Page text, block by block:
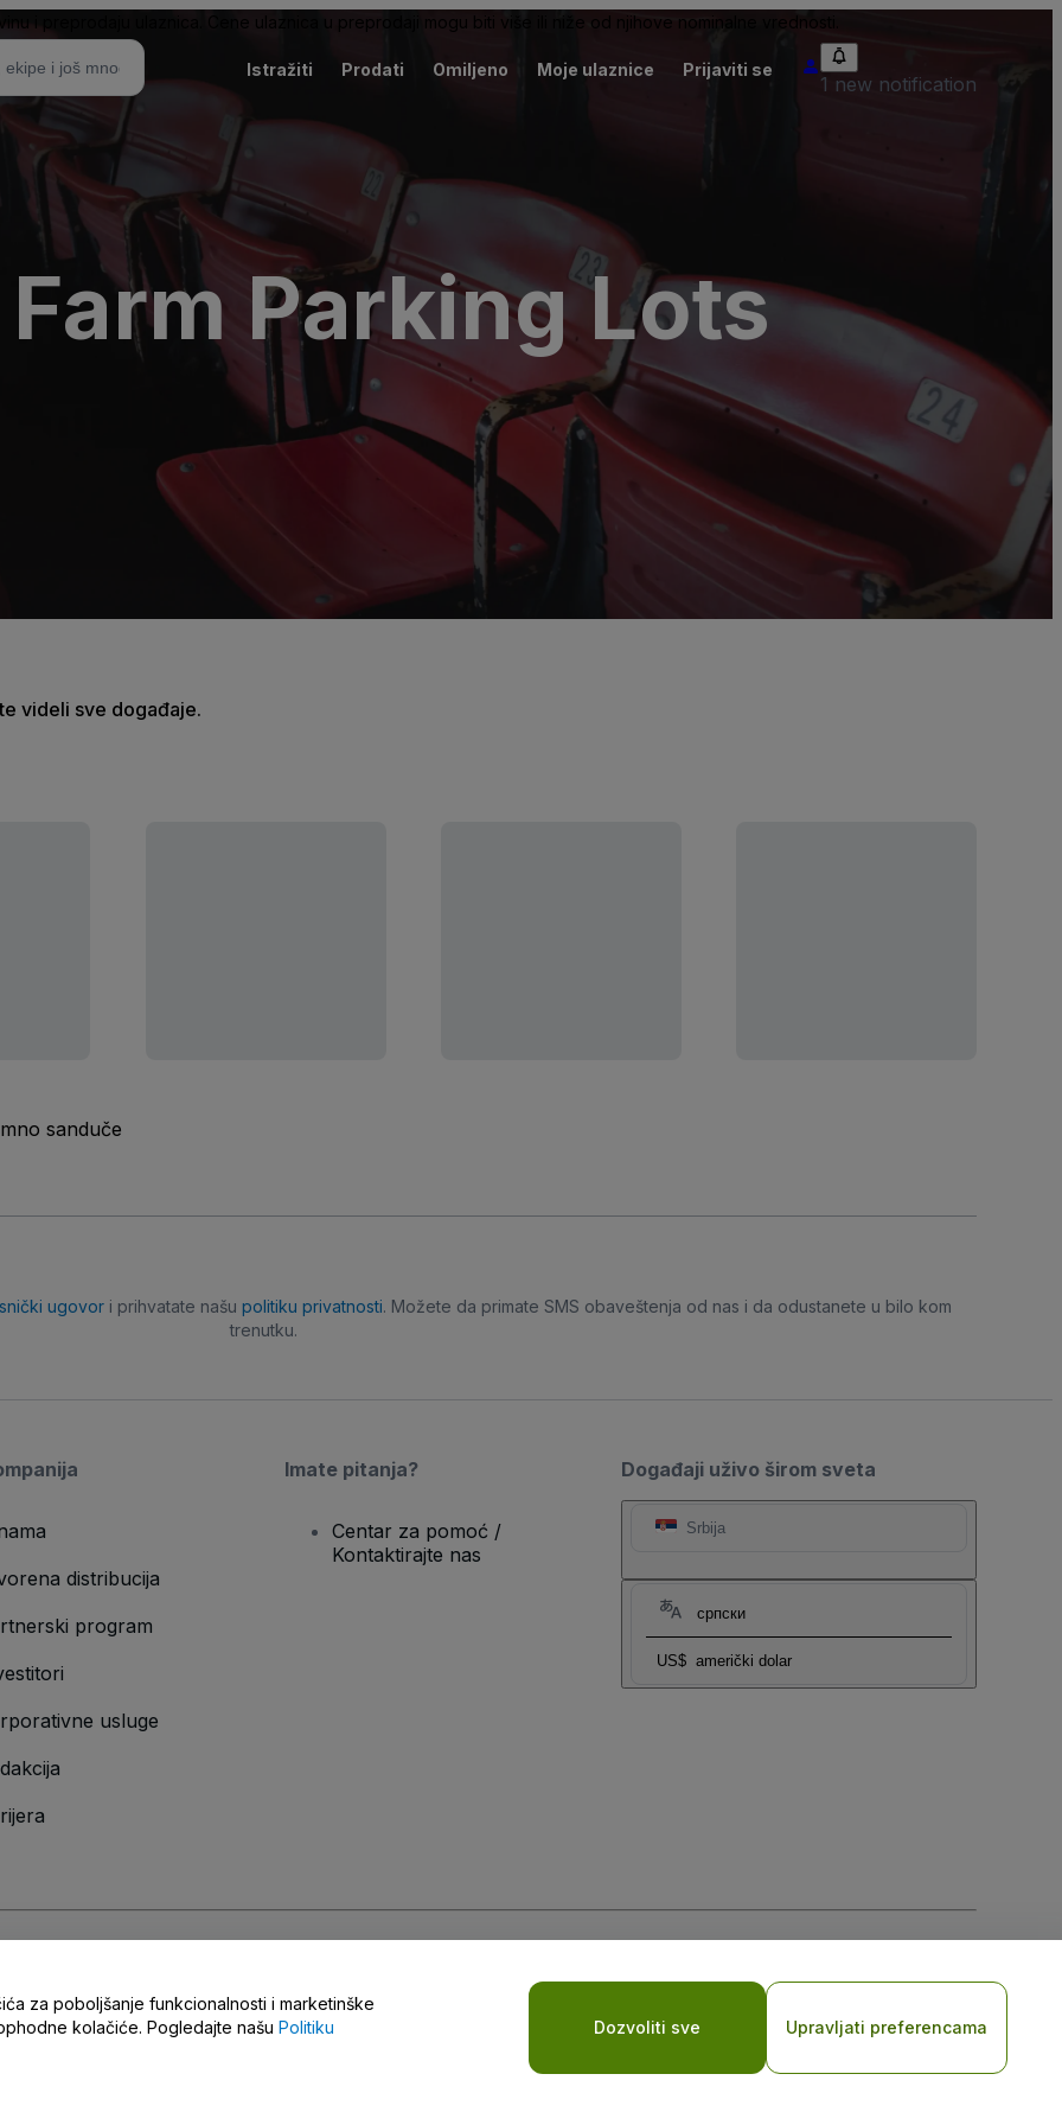
i preprodaju ulaznica. Cene ulaznica u preprodaji mogu biti više ili niže od njihove nominalne vrednosti.
Istražiti Prodati Omiljeno Moje ulaznice Prijaviti se
1 new notification
Parking Lots
videli sve događaje.
sanduče
ugovori prihvatate našu politiku privatnosti. Možete da primate SMS obaveštenja od nas i da odustanete u bilo kom
trenutku.
Događaji uživo širom sveta
Srbija
српски
US$ američki dolar
distribucija
program
usluge
Imate pitanja?
Centar za pomoć /
Kontaktirajte nas
za poboljšanje funkcionalnosti i marketinške
kolačiće. Pogledajte našu Politiku
Dozvoliti sve Upravljati preferencama